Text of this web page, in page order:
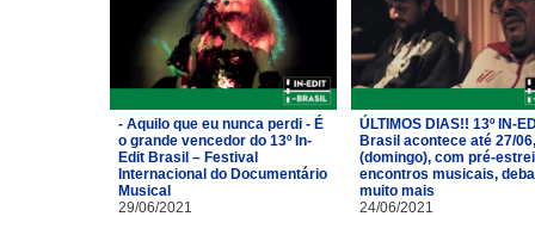
- Aquilo que eu nunca perdi - É
o grande vencedor do 13º In-
Edit Brasil – Festival
Internacional do Documentário
Musical
29/06/2021
ÚLTIMOS DIAS!! 13º IN-
Brasil acontece até 27/06,
(domingo), com pré-
encontros musicais,
muito mais
24/06/2021